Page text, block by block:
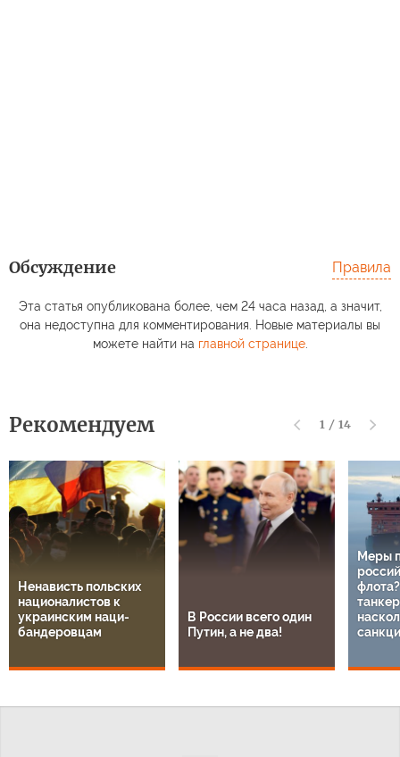
Обсуждение Правила
Эта статья опубликована более, чем 24 часа назад, а значит,
она недоступна для комментирования. Новые материалы вы
можете найти на главной странице.
Рекомендуем 1 / 14
Ненависть польских
националистов к
украинским наци-
бандеровцам
В России всего один
Путин, а не два!
Меры